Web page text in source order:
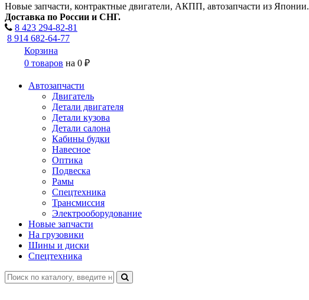
Новые запчасти, контрактные двигатели, АКПП, автозапчасти из Японии.
Доставка по России и СНГ.
8 423 294-82-81
8 914 682-64-77
Корзина
0 товаров на 0 ₽
Автозапчасти
Двигатель
Детали двигателя
Детали кузова
Детали салона
Кабины будки
Навесное
Оптика
Подвеска
Рамы
Спецтехника
Трансмиссия
Электрооборудование
Новые запчасти
На грузовики
Шины и диски
Спецтехника